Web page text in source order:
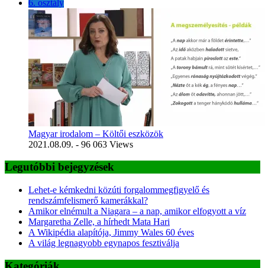
6. osztály
Magyar irodalom – Költői eszközök
2021.08.09. - 96 063 Views
Legutóbbi bejegyzések
Lehet-e kémkedni közúti forgalommegfigyelő és
rendszámfelismerő kamerákkal?
Amikor elnémult a Niagara – a nap, amikor elfogyott a víz
Margaretha Zelle, a hírhedt Mata Hari
A Wikipédia alapítója, Jimmy Wales 60 éves
A világ legnagyobb egynapos fesztiválja